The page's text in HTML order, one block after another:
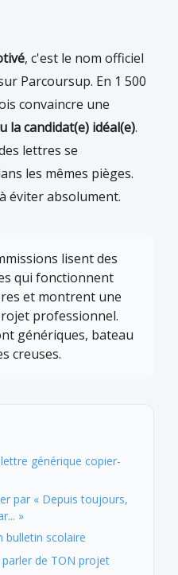
, c'est le nom officiel
Parcoursup. En 1 500
convaincre une
la candidat(e) idéal(e).
lettres se
les mêmes pièges.
à éviter absolument.
lisent des
qui fonctionnent
et montrent une
professionnel.
génériques, bateau
creuses.
générique copier-
par « Depuis toujours,
»
bulletin scolaire
parler de TON projet